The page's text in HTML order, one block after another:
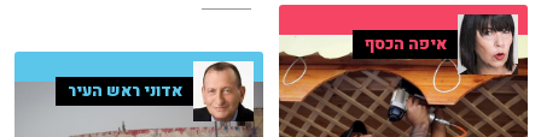
איפה הכסף
אדוני ראש העיר